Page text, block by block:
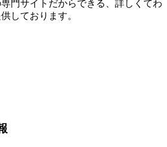
門サイトだからできる、詳しくてわ
しております。